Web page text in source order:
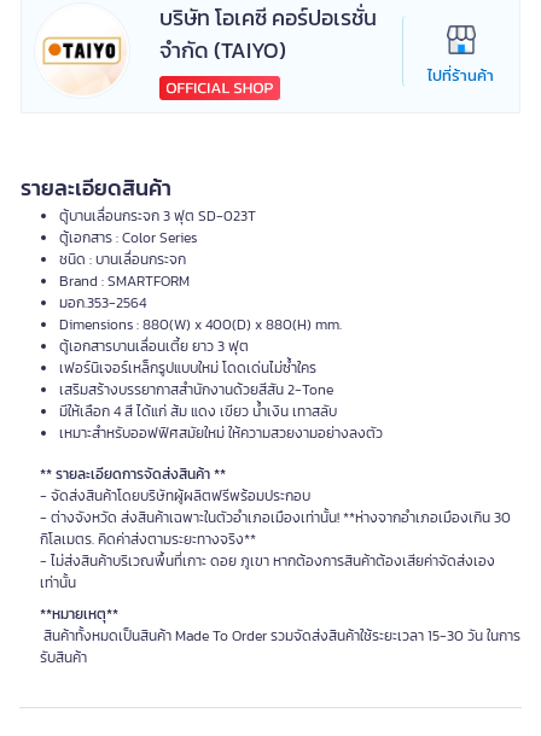
บริษัท โอเคซี คอร์ปอเรชั่น
จำกัด (TAIYO)
ไปที่ร้านค้า
รายละเอียดสินค้า
ตู้บานเลื่อนกระจก 3 ฟุต SD-023T
ตู้เอกสาร : Color Series
ชนิด : บานเลื่อนกระจก
Brand : SMARTFORM
มอก.353-2564
Dimensions : 880(W) x 400(D) x 880(H) mm.
ตู้เอกสารบานเลื่อนเตี้ย ยาว 3 ฟุต
เฟอร์นิเจอร์เหล็กรูปแบบใหม่ โดดเด่นไม่ซ้ำใคร
เสริมสร้างบรรยากาสสำนักงานด้วยสีสัน 2-Tone
มีให้เลือก 4 สี ได้แก่ ส้ม แดง เขียว น้ำเงิน เทาสลับ
เหมาะสำหรับออฟฟิศสมัยใหม่ ให้ความสวยงามอย่างลงตัว
** รายละเอียดการจัดส่งสินค้า **
- จัดส่งสินค้าโดยบริษัทผู้ผลิตฟรีพร้อมประกอบ
- ต่างจังหวัด ส่งสินค้าเฉพาะในตัวอำเภอเมืองเท่านั้น! **ห่างจากอำเภอเมืองเกิน 30
กิโลเมตร. คิดค่าส่งตามระยะทางจริง**
- ไม่ส่งสินค้าบริเวณพื้นที่เกาะ ดอย ภูเขา หากต้องการสินค้าต้องเสียค่าจัดส่งเอง
เท่านั้น
**หมายเหตุ**
สินค้าทั้งหมดเป็นสินค้า Made To Order รวมจัดส่งสินค้าใช้ระยะเวลา 15-30 วัน ในการ
รับสินค้า